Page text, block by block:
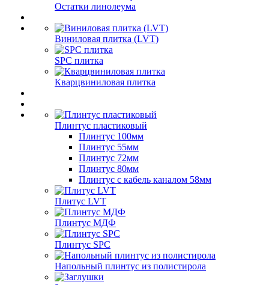
Остатки линолеума
Виниловая плитка (LVT)
SPC плитка
Кварцвиниловая плитка
Плинтус пластиковый
Плинтус 100мм
Плинтус 55мм
Плинтус 72мм
Плинтус 80мм
Плинтус с кабель каналом 58мм
Плитус LVT
Плинтус МДФ
Плинтус SPC
Напольный плинтус из полистирола